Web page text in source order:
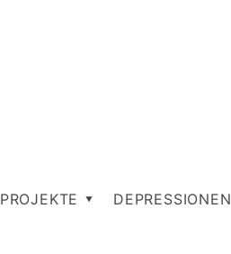
PROJEKTE DEPRESSIONEN